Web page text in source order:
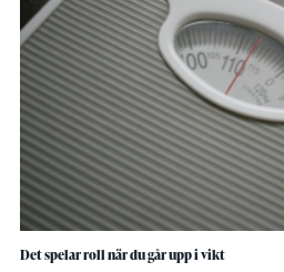
Det spelar roll när du går upp i vikt